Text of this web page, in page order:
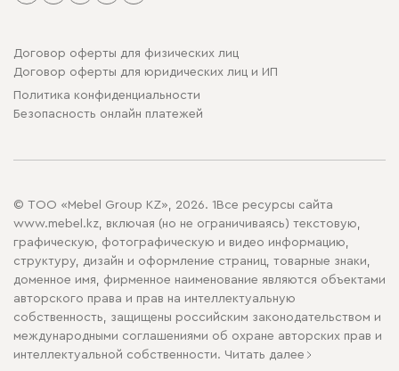
Договор оферты для физических лиц
Договор оферты для юридических лиц и ИП
Политика конфиденциальности
Безопасность онлайн платежей
© ТОО «Mebel Group KZ», 2026. 1Все ресурсы сайта
www.mebel.kz, включая (но не ограничиваясь) текстовую,
графическую, фотографическую и видео информацию,
структуру, дизайн и оформление страниц, товарные знаки,
доменное имя, фирменное наименование являются объектами
авторского права и прав на интеллектуальную
собственность, защищены российским законодательством и
международными соглашениями об охране авторских прав и
интеллектуальной собственности. Читать далее